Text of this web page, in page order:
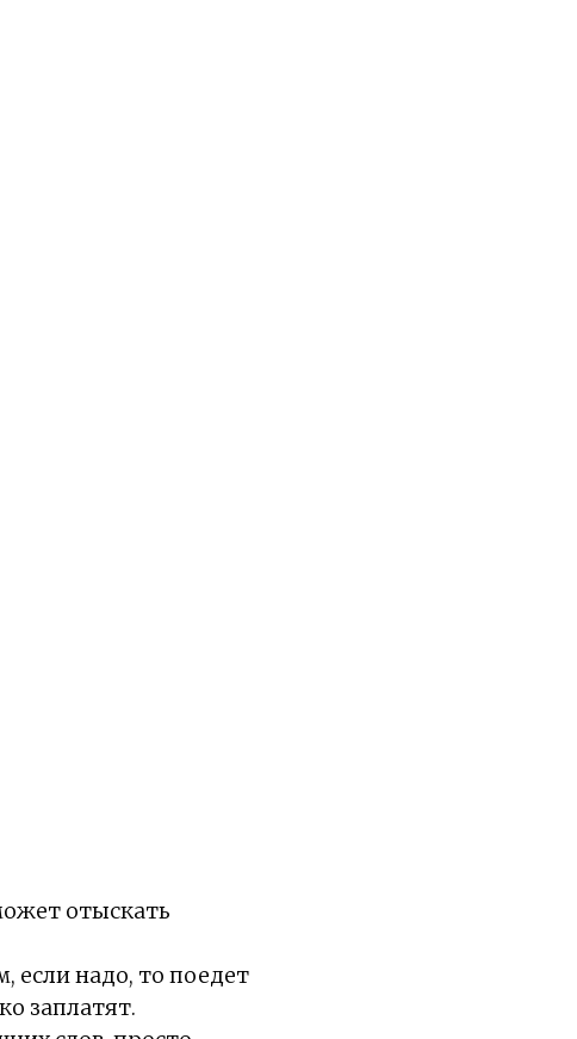
отыскать
надо, то поедет
заплатят.